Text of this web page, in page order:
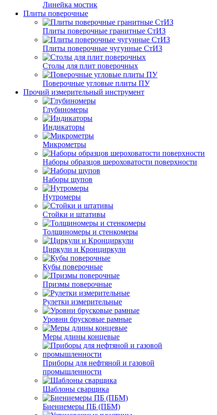
Линейка мостик
Плиты поверочные
Плиты поверочные гранитные СтИЗ
Плиты поверочные чугунные СтИЗ
Столы для плит поверочных
Поверочные угловые плиты ПУ
Прочий измерительный инструмент
Глубиномеры
Индикаторы
Микрометры
Наборы образцов шероховатости поверхности
Наборы щупов
Нутромеры
Стойки и штативы
Толщиномеры и стенкомеры
Циркули и Кронциркули
Кубы поверочные
Призмы поверочные
Рулетки измерительные
Уровни брусковые рамные
Меры длины концевые
Приборы для нефтяной и газовой
промышленности
Шаблоны сварщика
Биениемеры ПБ (ПБМ)